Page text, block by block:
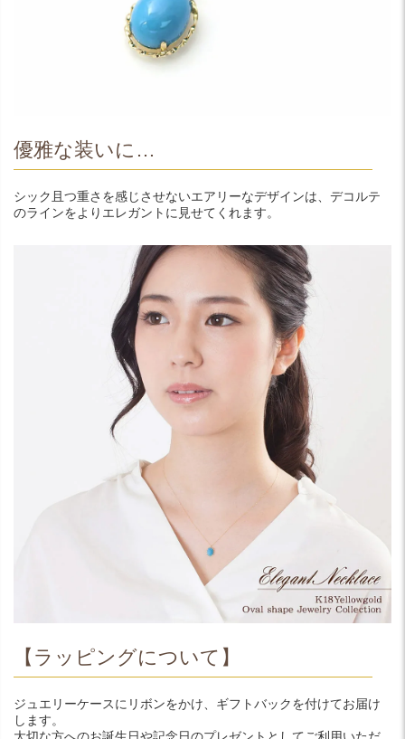
優雅な装いに…
シック且つ重さを感じさせないエアリーなデザインは、デコルテ
のラインをよりエレガントに見せてくれます。
【ラッピングについて】
ジュエリーケースにリボンをかけ、ギフトバックを付けてお届け
します。